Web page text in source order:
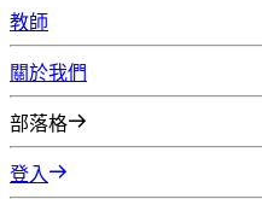
教師
關於我們
部落格
登入